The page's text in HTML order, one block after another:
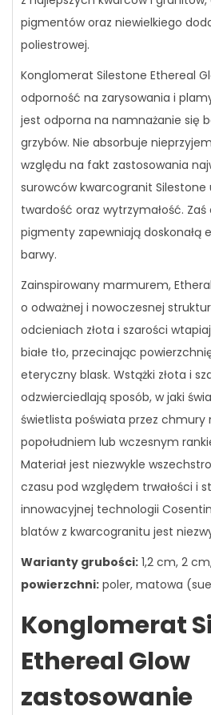
pigmentów oraz niewielkiego
poliestrowej.
Konglomerat Silestone Ethereal
odporność na zarysowania i
jest odporna na namnażanie się
grzybów. Nie absorbuje
względu na fakt zastosowania
surowców kwarcogranit Silestone
twardość oraz wytrzymałość.
pigmenty zapewniają doskonałą
barwy.
Zainspirowany marmurem,
o odważnej i nowoczesnej
odcieniach złota i szarości
białe tło, przecinając
eteryczny blask. Wstążki złota i
odzwierciedlają sposób, w jaki
świetlista poświata przez chmury
popołudniem lub wczesnym
Materiał jest niezwykle
czasu pod względem trwałości i
innowacyjnej technologii
blatów z kwarcogranitu jest
Warianty grubości: 1,2 cm, 2
powierzchni: poler, matowa
Konglomerat
Ethereal Glow
zastosowanie